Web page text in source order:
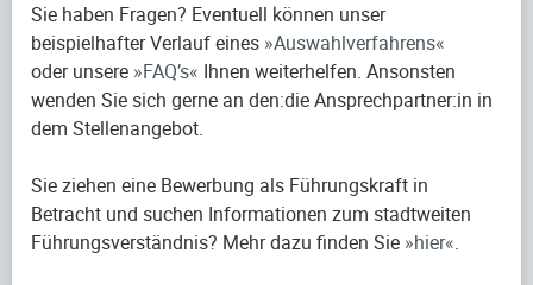
Sie haben Fragen? Eventuell können unser
beispielhafter Verlauf eines Auswahlverfahrens
oder unsere FAQ’s Ihnen weiterhelfen. Ansonsten
wenden Sie sich gerne an den:die Ansprechpartner:in in
dem Stellenangebot.
Sie ziehen eine Bewerbung als Führungskraft in
Betracht und suchen Informationen zum stadtweiten
Führungsverständnis? Mehr dazu finden Sie hier .